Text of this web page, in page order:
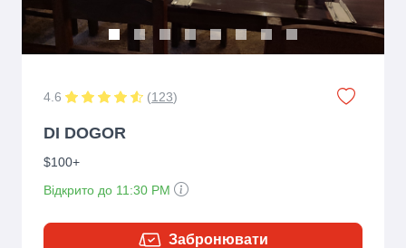
4.6 (123)
DI DOGOR
$100+
Відкрито до 11:30 PM
Забронювати